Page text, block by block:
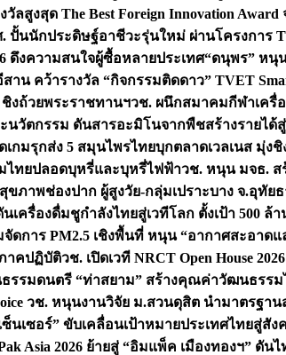
สูงสุด The Best Foreign Innovation
ปั้นนักประดิษฐ์อาชีวะรุ่นใหม่ ผ่านโครงการ
ดึงความสนใจผู้ซื้อหลายประเทศ“ดนุพร” หนุ
น คว้ารางวัล “กิจกรรมติดดาว” TVET
งถ้วยพระราชทานฯวช. ผนึกสมาคมกีฬาเครื่อ
วัตกรรม ดันสารอะมิโนจากพืชสร้างรายได้
ดเกมรุกส่ง 5 สมุนไพรไทยบุกตลาดเวลเนส มุ่
มไทยปลอดบุหรี่และบุหรี่ไฟฟ้าวช. หนุน มจธ. ส
ภาพช่องปาก ผู้สูงวัย-กลุ่มเปราะบาง จ.อุทัย
เครื่องดื่มชูกำลังไทยสู่เวทีโลก ตั้งเป้า 500 ล้
ดการ PM2.5 เชิงพื้นที่ หนุน “อากาศสะอา
าคปฏิบัติวช. เปิดเวที NRCT Open House
รรมดนตรี “ท่าสยาม” สร้างคุณค่าวัฒนธรร
วช. หนุนงานวิจัย ม.สวนดุสิต นำมาตรฐาน
เซอร์” ขับเคลื่อนเป้าหมายประเทศไทยสู่สั
Asia 2026 ย้ายสู่ “อิมแพ็ค เมืองทองฯ” ดั